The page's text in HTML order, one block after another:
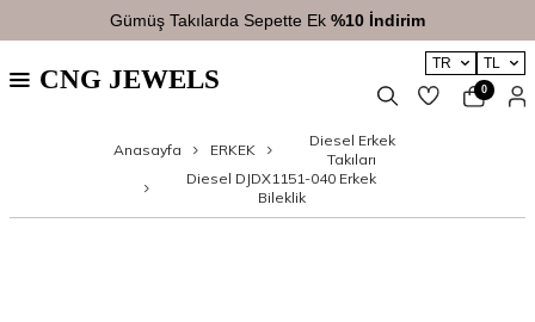
Gümüş Takılarda Sepette Ek %10 İndirim
TR TL
CNG JEWELS 0
Anasayfa ERKEK
Diesel Erkek
Takıları
Diesel DJDX1151-040 Erkek
Bileklik